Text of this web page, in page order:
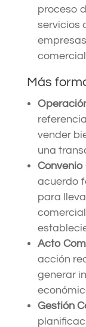
proceso
servicios
Más
vender
una
Convenio
acuerdo
para
Acto
acción
generar
Gestión